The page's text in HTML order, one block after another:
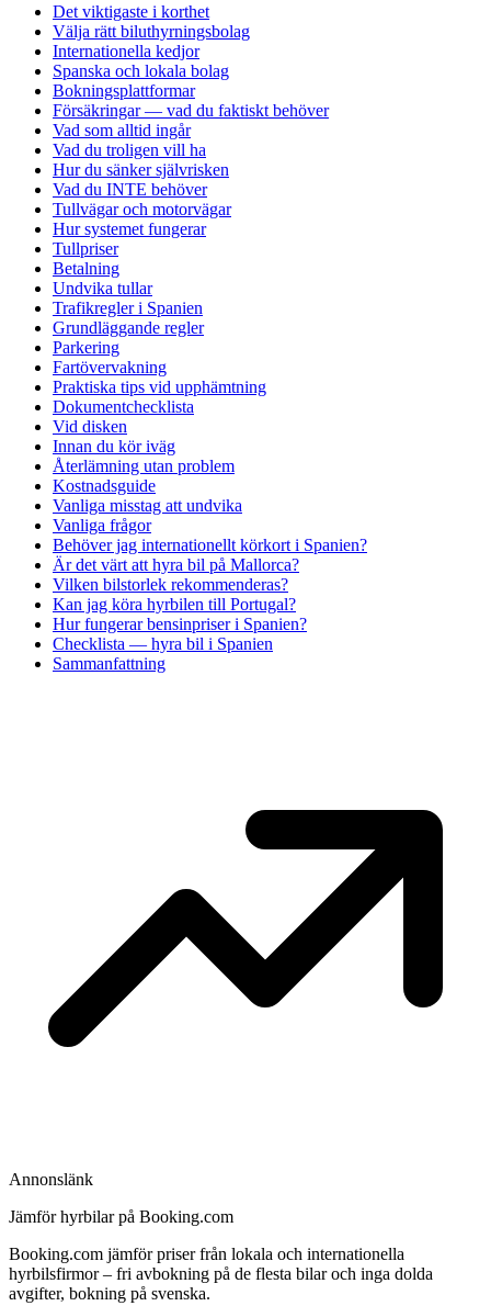
Det viktigaste i korthet
Välja rätt biluthyrningsbolag
Internationella kedjor
Spanska och lokala bolag
Bokningsplattformar
Försäkringar — vad du faktiskt behöver
Vad som alltid ingår
Vad du troligen vill ha
Hur du sänker självrisken
Vad du INTE behöver
Tullvägar och motorvägar
Hur systemet fungerar
Tullpriser
Betalning
Undvika tullar
Trafikregler i Spanien
Grundläggande regler
Parkering
Fartövervakning
Praktiska tips vid upphämtning
Dokumentchecklista
Vid disken
Innan du kör iväg
Återlämning utan problem
Kostnadsguide
Vanliga misstag att undvika
Vanliga frågor
Behöver jag internationellt körkort i Spanien?
Är det värt att hyra bil på Mallorca?
Vilken bilstorlek rekommenderas?
Kan jag köra hyrbilen till Portugal?
Hur fungerar bensinpriser i Spanien?
Checklista — hyra bil i Spanien
Sammanfattning
Annonslänk
Jämför hyrbilar på Booking.com
Booking.com jämför priser från lokala och internationella
hyrbilsfirmor – fri avbokning på de flesta bilar och inga dolda
avgifter, bokning på svenska.